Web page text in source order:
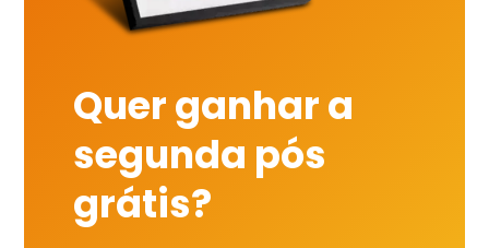
Quer ganhar a
segunda pós
grátis?